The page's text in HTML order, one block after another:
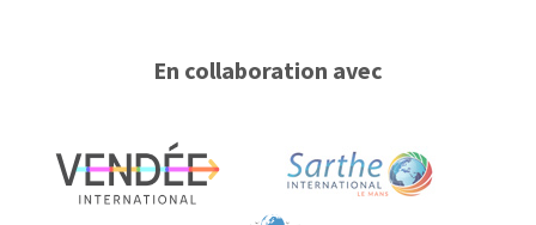
En collaboration avec